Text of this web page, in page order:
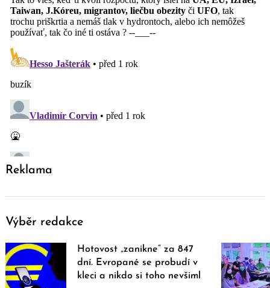
Reklama
Výběr redakce
Hotovost „zanikne“ za 847
dní. Evropané se probudí v
kleci a nikdo si toho nevšiml